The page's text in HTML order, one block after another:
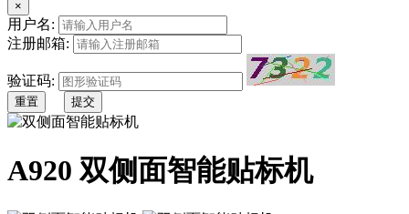
×
用户名:
注册邮箱:
验证码:
重置 提交
A920 双侧面智能贴标机